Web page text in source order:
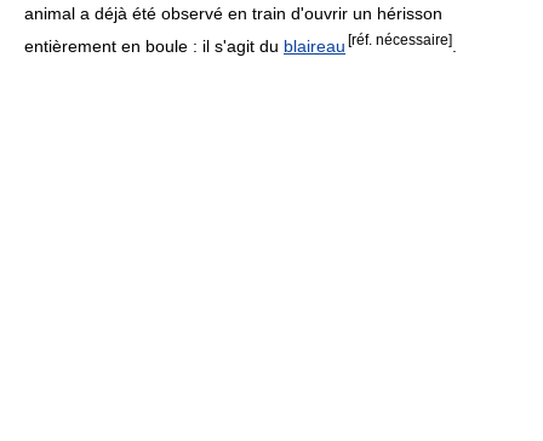
animal a déjà été observé en train d'ouvrir un hérisson
entièrement en boule : il s'agit du blaireau [réf. nécessaire]